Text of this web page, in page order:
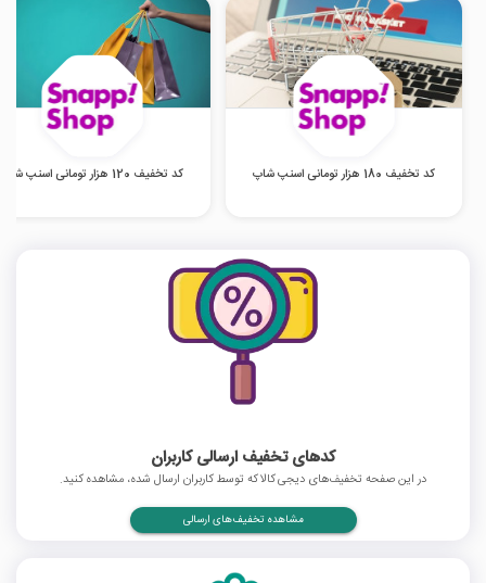
کد تخفیف 180 هزار تومانی اسنپ شاپ کد تخفیف 120 هزار تومانی اسنپ شاپ
کدهای تخفیف ارسالی کاربران
در این صفحه تخفیف‌های دیجی کالا که توسط کاربران ارسال شده، مشاهده کنید.
مشاهده تخفیف‌های ارسالی